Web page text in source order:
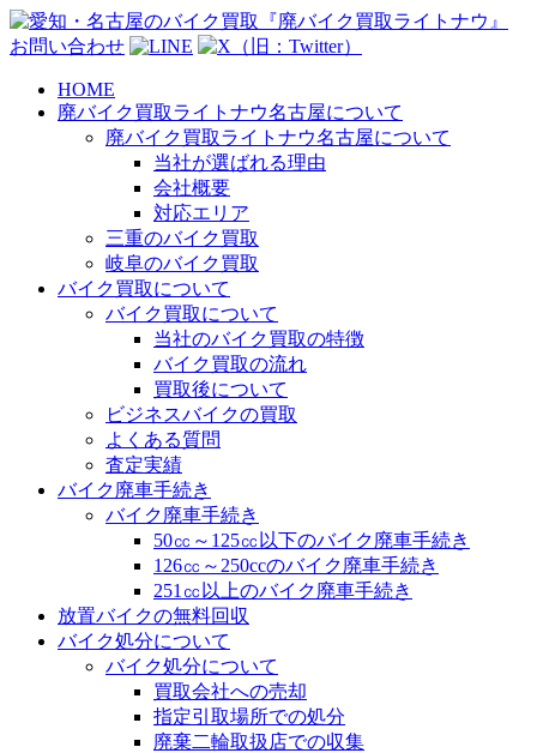
お問い合わせ
HOME
廃バイク買取ライトナウ名古屋について
廃バイク買取ライトナウ名古屋について
当社が選ばれる理由
会社概要
対応エリア
三重のバイク買取
岐阜のバイク買取
バイク買取について
バイク買取について
当社のバイク買取の特徴
バイク買取の流れ
買取後について
ビジネスバイクの買取
よくある質問
査定実績
バイク廃車手続き
バイク廃車手続き
50㏄～125㏄以下のバイク廃車手続き
126㏄～250ccのバイク廃車手続き
251㏄以上のバイク廃車手続き
放置バイクの無料回収
バイク処分について
バイク処分について
買取会社への売却
指定引取場所での処分
廃棄二輪取扱店での収集